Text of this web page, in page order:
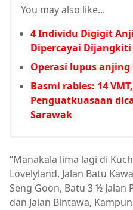
You may also like...
4 Individu Digigit
Dipercayai Dijangkiti
Operasi lupus
Basmi rabies: 14
Penguatkuasaan
Sarawak
“Manakala lima lagi di
Lovelyland, Jalan Batu
Seng Goon, Batu 3 ½ Jalan
dan Jalan Bintawa,